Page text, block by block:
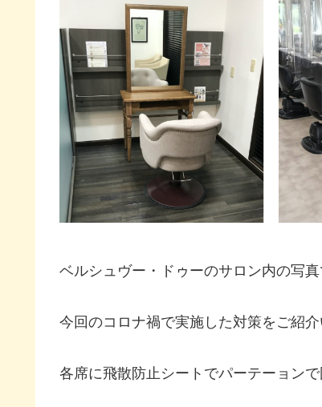
ベルシュヴー・ドゥーのサロン内の写真
今回のコロナ禍で実施した対策をご紹介
各席に飛散防止シートでパーテーョン